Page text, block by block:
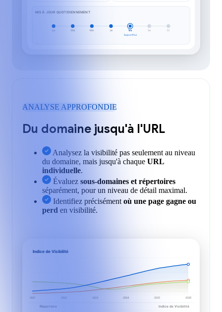
MIS À JOUR QUOTIDIENNEMENT
Lu Ma Me Je
Ve
Aujourd'hui
Sa Di
ANALYSE APPROFONDIE
Du domaine jusqu'à l'URL
Analysez la visibilité pas seulement au niveau
du domaine, mais jusqu'à chaque URL
individuelle.
Évaluez sous-domaines et répertoires
séparément, pour un niveau de détail maximal.
Identifiez précisément où une page gagne ou
perd en visibilité.
Indice de Visibilité
2021 2022 2023 2024 2025 2026
Répertoire Indice de Visibilité